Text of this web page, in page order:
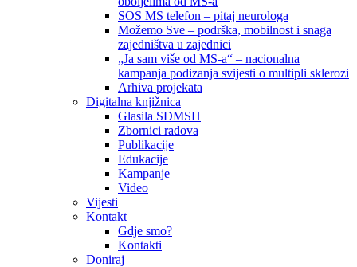
SOS MS telefon – pitaj neurologa
Možemo Sve – podrška, mobilnost i snaga
zajedništva u zajednici
„Ja sam više od MS-a“ – nacionalna
kampanja podizanja svijesti o multipli sklerozi
Arhiva projekata
Digitalna knjižnica
Glasila SDMSH
Zbornici radova
Publikacije
Edukacije
Kampanje
Video
Vijesti
Kontakt
Gdje smo?
Kontakti
Doniraj